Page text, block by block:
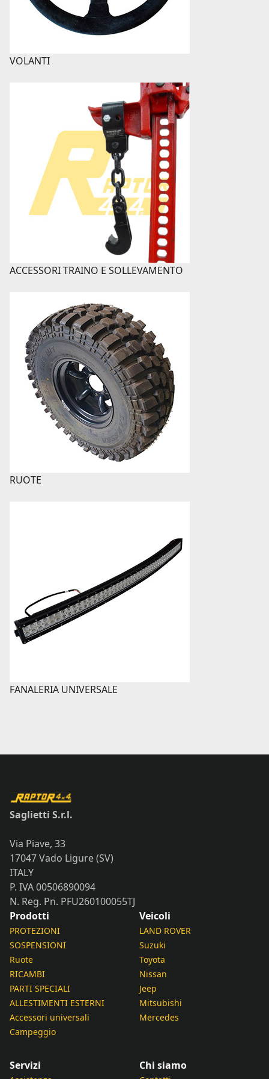
VOLANTI
ACCESSORI TRAINO E SOLLEVAMENTO
RUOTE
FANALERIA UNIVERSALE
Saglietti S.r.l.
Via Piave, 33
17047 Vado Ligure (SV)
ITALY
P. IVA 00506890094
N. Reg. Pn. PFU260100055TJ
Prodotti
PROTEZIONI
SOSPENSIONI
Ruote
RICAMBI
PARTI SPECIALI
ALLESTIMENTI ESTERNI
Accessori universali
Campeggio
Veicoli
LAND ROVER
Suzuki
Toyota
Nissan
Jeep
Mitsubishi
Mercedes
Servizi Chi siamo